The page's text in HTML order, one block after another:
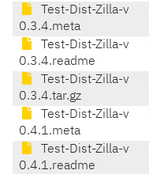
Test-Dist-Zilla-v
0.3.4.meta
Test-Dist-Zilla-v
0.3.4.readme
Test-Dist-Zilla-v
0.3.4.tar.gz
Test-Dist-Zilla-v
0.4.1.meta
Test-Dist-Zilla-v
0.4.1.readme